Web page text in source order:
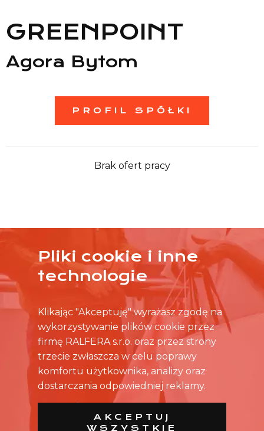
GREENPOINT
Agora Bytom
PROFIL SPÓŁKI
Brak ofert pracy
ŻADNA OFERTA CIĘ NIE ZAINTERESOWAŁA?
SKONTAKTUJ SIĘ BEZPOŚREDNIO ZE SKLEPEM.
Pliki cookie i inne
technologie
Klikając "Akceptuję" wyrażasz zgodę na
wykorzystywanie plików cookie przez
firmę RALFERA s.r.o. oraz przez strony
trzecie zwłaszcza w celu poprawy
komfortu użytkownika, analizy oraz
dostarczania odpowiedniej reklamy.
AKCEPTUJ
WSZYSTKIE